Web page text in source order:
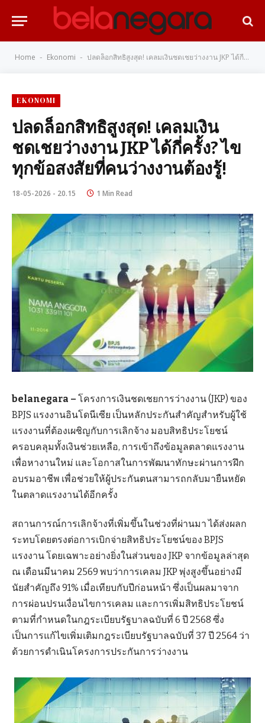
Home - Ekonomi - ปลดล็อกสิทธิสูงสุด! เคลมเงินชดเชยว่างงาน JKP ได้กี่ครั้ง? ไขทุกข้อสงสัยที่คนว่างงานต้องรู้!
EKONOMI
ปลดล็อกสิทธิสูงสุด! เคลมเงิน
ชดเชยว่างงาน JKP ได้กี่ครั้ง? ไข
ทุกข้อสงสัยที่คนว่างงานต้องรู้!
18-05-2026 - 20.15 1 Min Read
belanegara – โครงการเงินชดเชยการว่างงาน (JKP) ของ
BPJS แรงงานอินโดนีเซีย เป็นหลักประกันสำคัญสำหรับผู้ใช้
แรงงานที่ต้องเผชิญกับการเลิกจ้าง มอบสิทธิประโยชน์
ครอบคลุมทั้งเงินช่วยเหลือ, การเข้าถึงข้อมูลตลาดแรงงาน
เพื่อหางานใหม่ และโอกาสในการพัฒนาทักษะผ่านการฝึก
อบรมอาชีพ เพื่อช่วยให้ผู้ประกันตนสามารถกลับมายืนหยัด
ในตลาดแรงงานได้อีกครั้ง
สถานการณ์การเลิกจ้างที่เพิ่มขึ้นในช่วงที่ผ่านมา ได้ส่งผลก
ระทบโดยตรงต่อการเบิกจ่ายสิทธิประโยชน์ของ BPJS
แรงงาน โดยเฉพาะอย่างยิ่งในส่วนของ JKP จากข้อมูลล่าสุด
ณ เดือนมีนาคม 2569 พบว่าการเคลม JKP พุ่งสูงขึ้นอย่างมี
นัยสำคัญถึง 91% เมื่อเทียบกับปีก่อนหน้า ซึ่งเป็นผลมาจาก
การผ่อนปรนเงื่อนไขการเคลม และการเพิ่มสิทธิประโยชน์
ตามที่กำหนดในกฎระเบียบรัฐบาลฉบับที่ 6 ปี 2568 ซึ่ง
เป็นการแก้ไขเพิ่มเติมกฎระเบียบรัฐบาลฉบับที่ 37 ปี 2564 ว่า
ด้วยการดำเนินโครงการประกันการว่างงาน